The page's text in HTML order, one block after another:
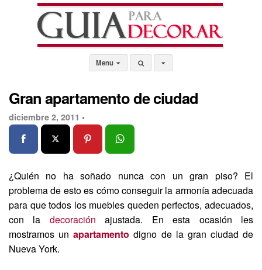
Menu
Gran apartamento de ciudad
diciembre 2, 2011 •
¿Quién no ha soñado nunca con un gran piso? El
problema de esto es cómo conseguir la armonía adecuada
para que todos los muebles queden perfectos, adecuados,
con la decoración ajustada. En esta ocasión les
mostramos unapartamento digno de la gran ciudad de
Nueva York.